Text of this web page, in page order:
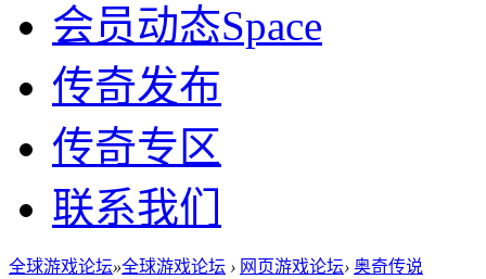
会员动态Space
传奇发布
传奇专区
联系我们
全球游戏论坛»全球游戏论坛 › 网页游戏论坛› 奥奇传说